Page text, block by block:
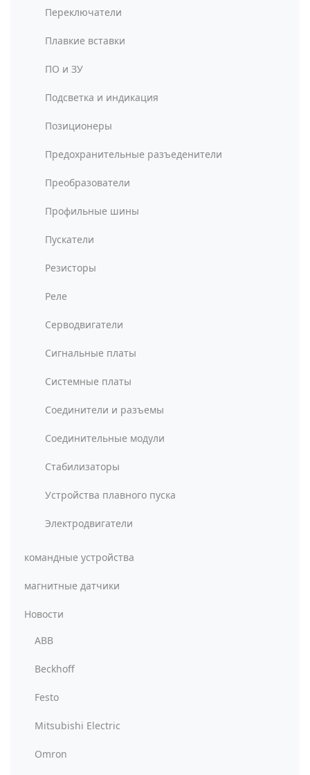
Переключатели
Плавкие вставки
ПО и ЗУ
Подсветка и индикация
Позиционеры
Предохранительные разъеденители
Преобразователи
Профильные шины
Пускатели
Резисторы
Реле
Серводвигатели
Сигнальные платы
Системные платы
Соединители и разъемы
Соединительные модули
Стабилизаторы
Устройства плавного пуска
Электродвигатели
командные устройства
магнитные датчики
Новости
ABB
Beckhoff
Festo
Mitsubishi Electric
Omron